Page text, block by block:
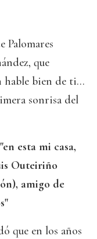
Palomares
que
hable bien de ti...
sonrisa del
esta mi casa,
Outeiriño
amigo de
que en los años